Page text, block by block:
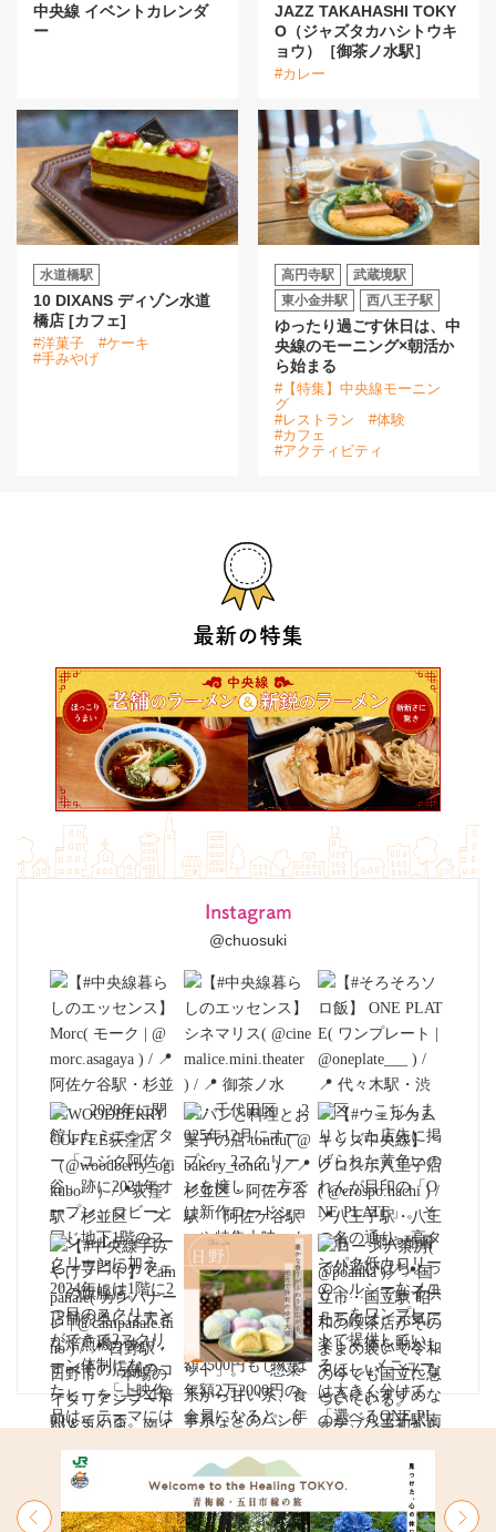
最新の特集
Instagram
@chuosuki
中央線 イベントカレンダ
ー
JAZZ TAKAHASHI TOKY
O（ジャズタカハシトウキ
ョウ）［御茶ノ水駅］
#カレー
水道橋駅
10 DIXANS ディゾン水道
橋店 [カフェ]
#洋菓子
#ケーキ
#手みやげ
高円寺駅
武蔵境駅
東小金井駅
西八王子駅
ゆったり過ごす休日は、中
央線のモーニング×朝活か
ら始まる
#【特集】中央線モーニン
グ
#レストラン
#体験
#カフェ
#アクティビティ